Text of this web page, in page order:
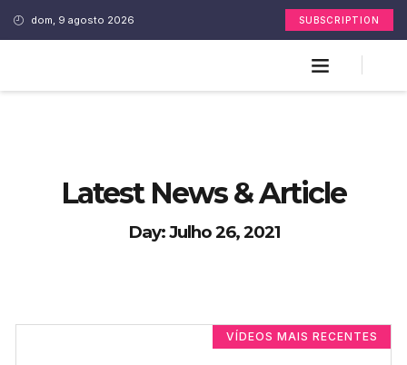
dom, 9 agosto 2026 SUBSCRIPTION
Latest News & Article
Day: Julho 26, 2021
VÍDEOS MAIS RECENTES